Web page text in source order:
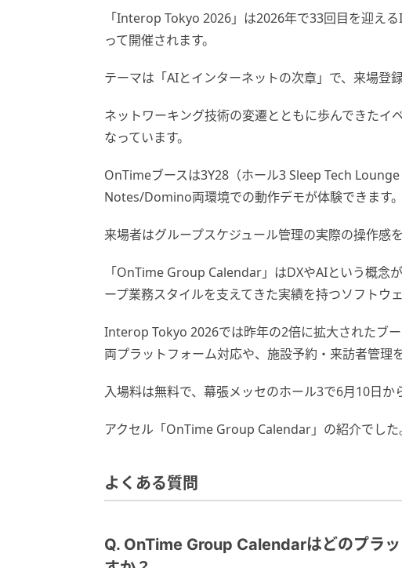
「Interop Tokyo 2026」は2026年で33回目を迎え
って開催されます。
テーマは「AIとインターネットの次章」で、来場登録
ネットワーキング技術の変遷とともに歩んできたイ
なっています。
OnTimeブースは3Y28（ホール3 Sleep Tech
Notes/Domino両環境での動作デモが体験できます。
来場者はグループスケジュール管理の実際の操作感
「OnTime Group Calendar」はDXやAIという概念
ープ業務スタイルを支えてきた実績を持つソフトウェ
Interop Tokyo 2026では昨年の2倍に拡大されたブ
両プラットフォーム対応や、施設予約・来訪者管理
入場料は無料で、幕張メッセのホール3で6月10日か
アクセル「OnTime Group Calendar」の紹介でした
よくある質問
Q. OnTime Group Calendarはどのプラ